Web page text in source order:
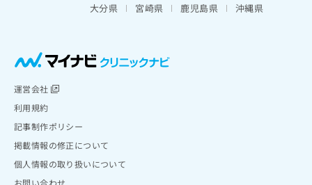
大分県
宮崎県 鹿児島県 沖縄県
運営会社
利用規約
記事制作ポリシー
掲載情報の修正について
個人情報の取り扱いについて
お問い合わせ